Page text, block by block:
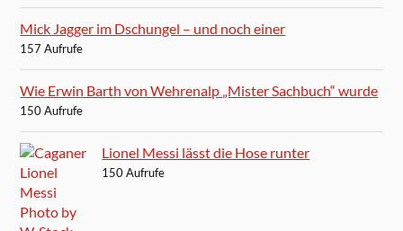
Mick Jagger im Dschungel – und noch einer
157 Aufrufe
Wie Erwin Barth von Wehrenalp „Mister Sachbuch“ wurde
150 Aufrufe
Lionel Messi lässt die Hose runter
150 Aufrufe